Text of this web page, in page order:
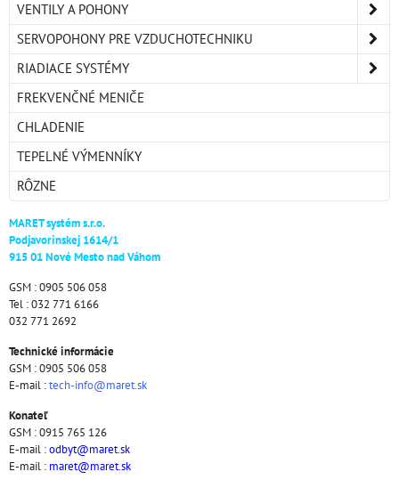
VENTILY A POHONY
SERVOPOHONY PRE VZDUCHOTECHNIKU
RIADIACE SYSTÉMY
FREKVENČNÉ MENIČE
CHLADENIE
TEPELNÉ VÝMENNÍKY
RÔZNE
MARET systém s.r.o.
Podjavorinskej 1614/1
915 01 Nové Mesto nad Váhom
GSM : 0905 506 058
Tel : 032 771 6166
032 771 2692
Technické informácie
GSM : 0905 506 058
E-mail :tech-info@maret.sk
Konateľ
GSM : 0915 765 126
E-mail :odbyt@maret.sk
E-mail : maret@maret.sk